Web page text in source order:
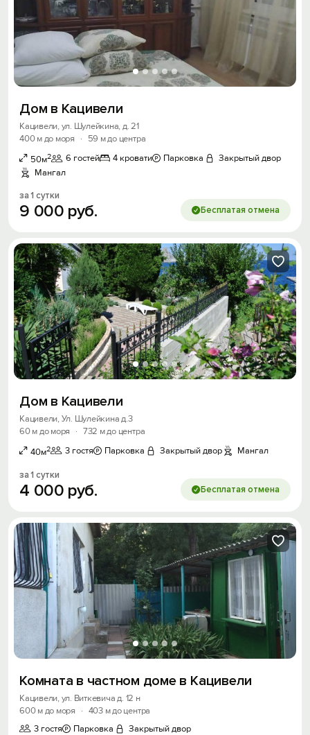
Дом в Кацивели
Кацивели, ул. Шулейкина, д. 21
400 м до моря
·
59 м до центра
50м2 6 гостей 4 кровати Парковка
Закрытый двор
Мангал
за 1 сутки
9 000 руб. Бесплатая отмена
Дом в Кацивели
Кацивели, Ул. Шулейкина д.3
60 м до моря
· 732 м до центра
40м2 3 гостя Парковка Закрытый двор Мангал
за 1 сутки
4 000 руб. Бесплатая отмена
Комната в частном доме в Кацивели
Кацивели, ул. Виткевича д. 12 н
600 м до моря
· 403 м до центра
3 гостя
Парковка Закрытый двор